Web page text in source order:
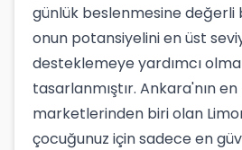
günlük beslenmesine değerli
onun potansiyelini en üst
desteklemeye yardımcı
tasarlanmıştır. Ankara'nın
marketlerinden biri olan
çocuğunuz için sadece en